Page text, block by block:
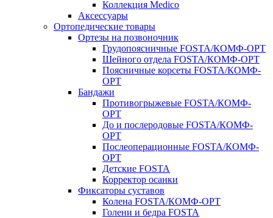
Коллекция Medico
Аксессуары
Ортопедические товары
Ортезы на позвоночник
Грудопоясничные FOSTA/КОМФ-ОРТ
Шейного отдела FOSTA/КОМФ-ОРТ
Поясничные корсеты FOSTA/КОМФ-
ОРТ
Бандажи
Противогрыжевые FOSTA/КОМФ-
ОРТ
До и послеродовые FOSTA/КОМФ-
ОРТ
Послеоперационные FOSTA/КОМФ-
ОРТ
Детские FOSTA
Корректор осанки
Фиксаторы суставов
Колена FOSTA/КОМФ-ОРТ
Голени и бедра FOSTA